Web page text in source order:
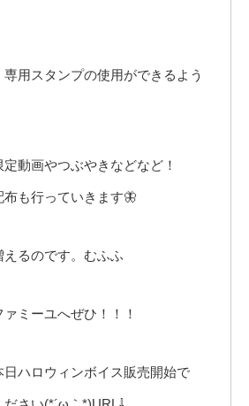
専用スタンプの使用ができるよう
動画やつぶやきなどなど！
も行っていきます🦋
えるのです。むふふ
ミーユへぜひ！！！
日ハロウィンボイス販売開始で